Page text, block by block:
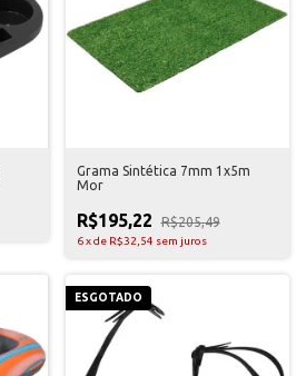
Grama Sintética 7mm 1x5m
Mor
R$195,22 R$205,49
6 xde R$32,54 sem juros
ESGOTADO